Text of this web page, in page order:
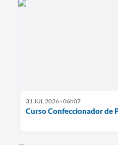
31 JUL 2026 - 06h07
Curso Confeccionador de